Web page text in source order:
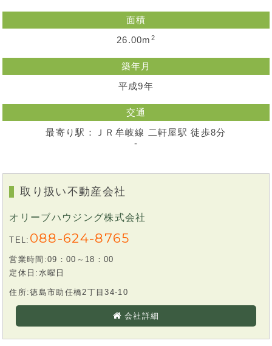
面積
26.00m 2
築年月
平成9年
交通
最寄り駅：ＪＲ牟岐線 二軒屋駅 徒歩8分
-
取り扱い不動産会社
オリーブハウジング株式会社
TEL: 088-624-8765
営業時間:09：00～18：00
定休日:水曜日
住所:徳島市助任橋2丁目34-10
会社詳細